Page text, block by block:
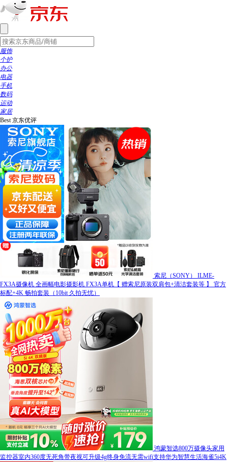
服饰
个护
办公
电器
手机
数码
运动
家居
Best 京东优评
索尼（SONY） ILME-
FX3A摄像机 全画幅电影摄影机 FX3A单机【 赠索尼原装双肩包+清洁套装等 】 官方
标配+4K 畅拍套装（10bit 久拍无忧）
鸿蒙智选800万摄像头家用
监控器室内360度无死角带夜视可升级4g终身免流无需wifi支持华为智慧生活海雀5i4K